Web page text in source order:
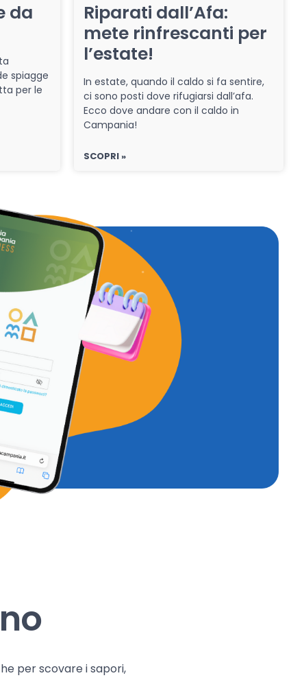
da
spiagge
per le
Riparati dall’Afa:
mete rinfrescanti per
l’estate!
In estate, quando il caldo si fa sentire,
ci sono posti dove rifugiarsi dall’afa.
Ecco dove andare con il caldo in
Campania!
SCOPRI »
per scovare i sapori,